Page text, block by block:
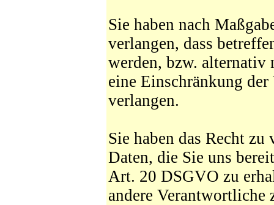
Sie haben nach
verlangen, dass
werden, bzw. alternativ
eine Einschränkung
verlangen.
Sie haben das Recht
Daten, die Sie uns
Art. 20 DSGVO zu
andere Verantwortliche